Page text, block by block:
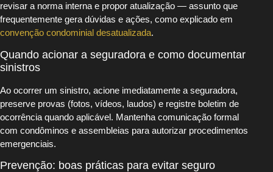
revisar a norma interna e propor atualização — assunto que
frequentemente gera dúvidas e ações, como explicado em
convenção condominial desatualizada.
Quando acionar a seguradora e como documentar
sinistros
Ao ocorrer um sinistro, acione imediatamente a seguradora,
preserve provas (fotos, vídeos, laudos) e registre boletim de
ocorrência quando aplicável. Mantenha comunicação formal
com condôminos e assembleias para autorizar procedimentos
emergenciais.
Prevenção: boas práticas para evitar seguro